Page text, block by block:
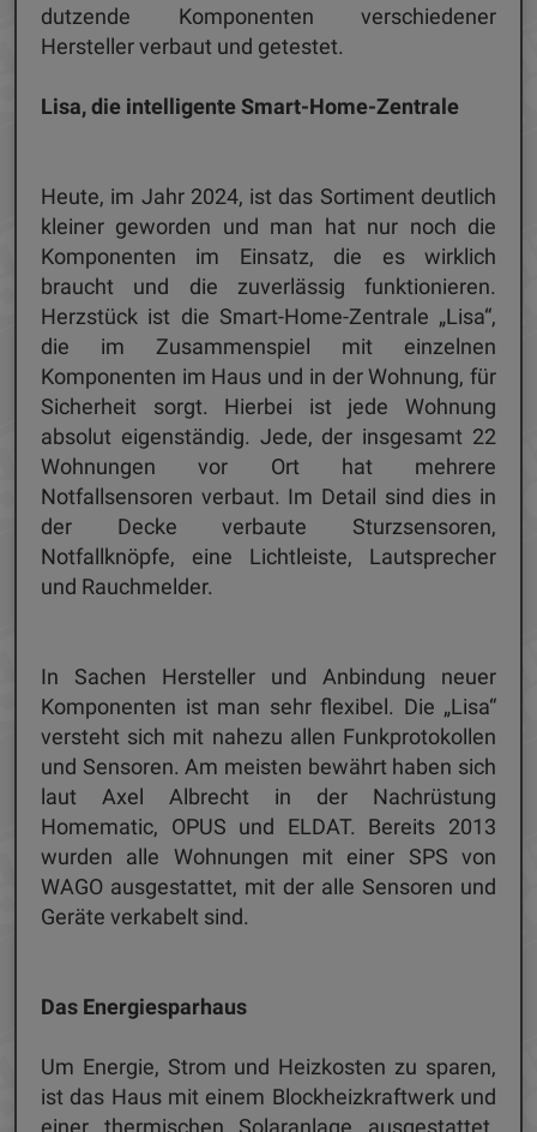
dutzende Komponenten verschiedener
Hersteller verbaut und getestet.
Lisa, die intelligente Smart-Home-Zentrale
Heute, im Jahr 2024, ist das Sortiment deutlich
kleiner geworden und man hat nur noch die
Komponenten im Einsatz, die es wirklich
braucht und die zuverlässig funktionieren.
Herzstück ist die Smart-Home-Zentrale „Lisa“,
die im Zusammenspiel mit einzelnen
Komponenten im Haus und in der Wohnung, für
Sicherheit sorgt. Hierbei ist jede Wohnung
absolut eigenständig. Jede, der insgesamt 22
Wohnungen vor Ort hat mehrere
Notfallsensoren verbaut. Im Detail sind dies in
der Decke verbaute Sturzsensoren,
Notfallknöpfe, eine Lichtleiste, Lautsprecher
und Rauchmelder.
In Sachen Hersteller und Anbindung neuer
Komponenten ist man sehr flexibel. Die „Lisa“
versteht sich mit nahezu allen Funkprotokollen
und Sensoren. Am meisten bewährt haben sich
laut Axel Albrecht in der Nachrüstung
Homematic, OPUS und ELDAT. Bereits 2013
wurden alle Wohnungen mit einer SPS von
WAGO ausgestattet, mit der alle Sensoren und
Geräte verkabelt sind.
Das Energiesparhaus
Um Energie, Strom und Heizkosten zu sparen,
ist das Haus mit einem Blockheizkraftwerk und
einer thermischen Solaranlage ausgestattet.